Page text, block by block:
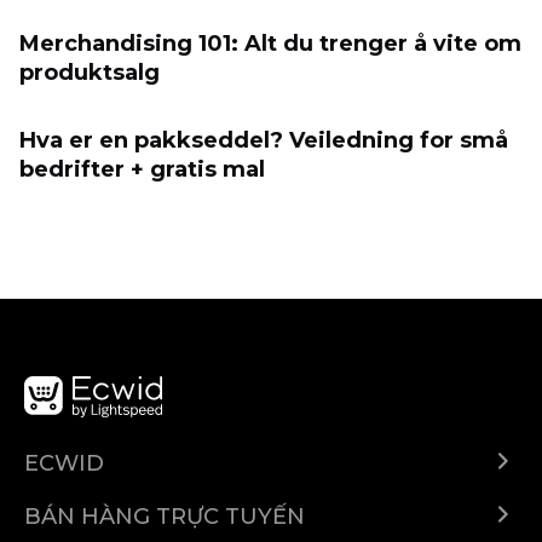
Merchandising 101: Alt du trenger å vite om
produktsalg
Hva er en pakkseddel? Veiledning for små
bedrifter + gratis mal
ECWID
Trung tâm trợ giúp
BÁN HÀNG TRỰC TUYẾN